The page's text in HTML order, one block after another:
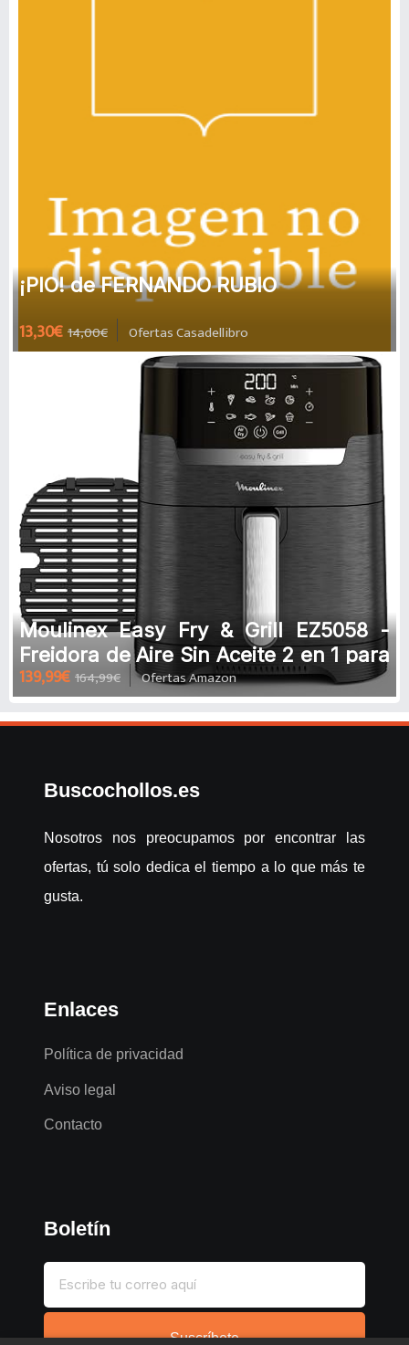
¡PIO! de FERNANDO RUBIO
13,30€ 14,00€ Ofertas Casadellibro
Moulinex Easy Fry & Grill EZ5058 -
Freidora de Aire Sin Aceite 2 en 1 para
Freír o a la Parrilla, P
139,99€ 164,99€ Ofertas Amazon
Buscochollos.es
Nosotros nos preocupamos por encontrar las
ofertas, tú solo dedica el tiempo a lo que más te
gusta.
Enlaces
Política de privacidad
Aviso legal
Contacto
Boletín
Suscríbete